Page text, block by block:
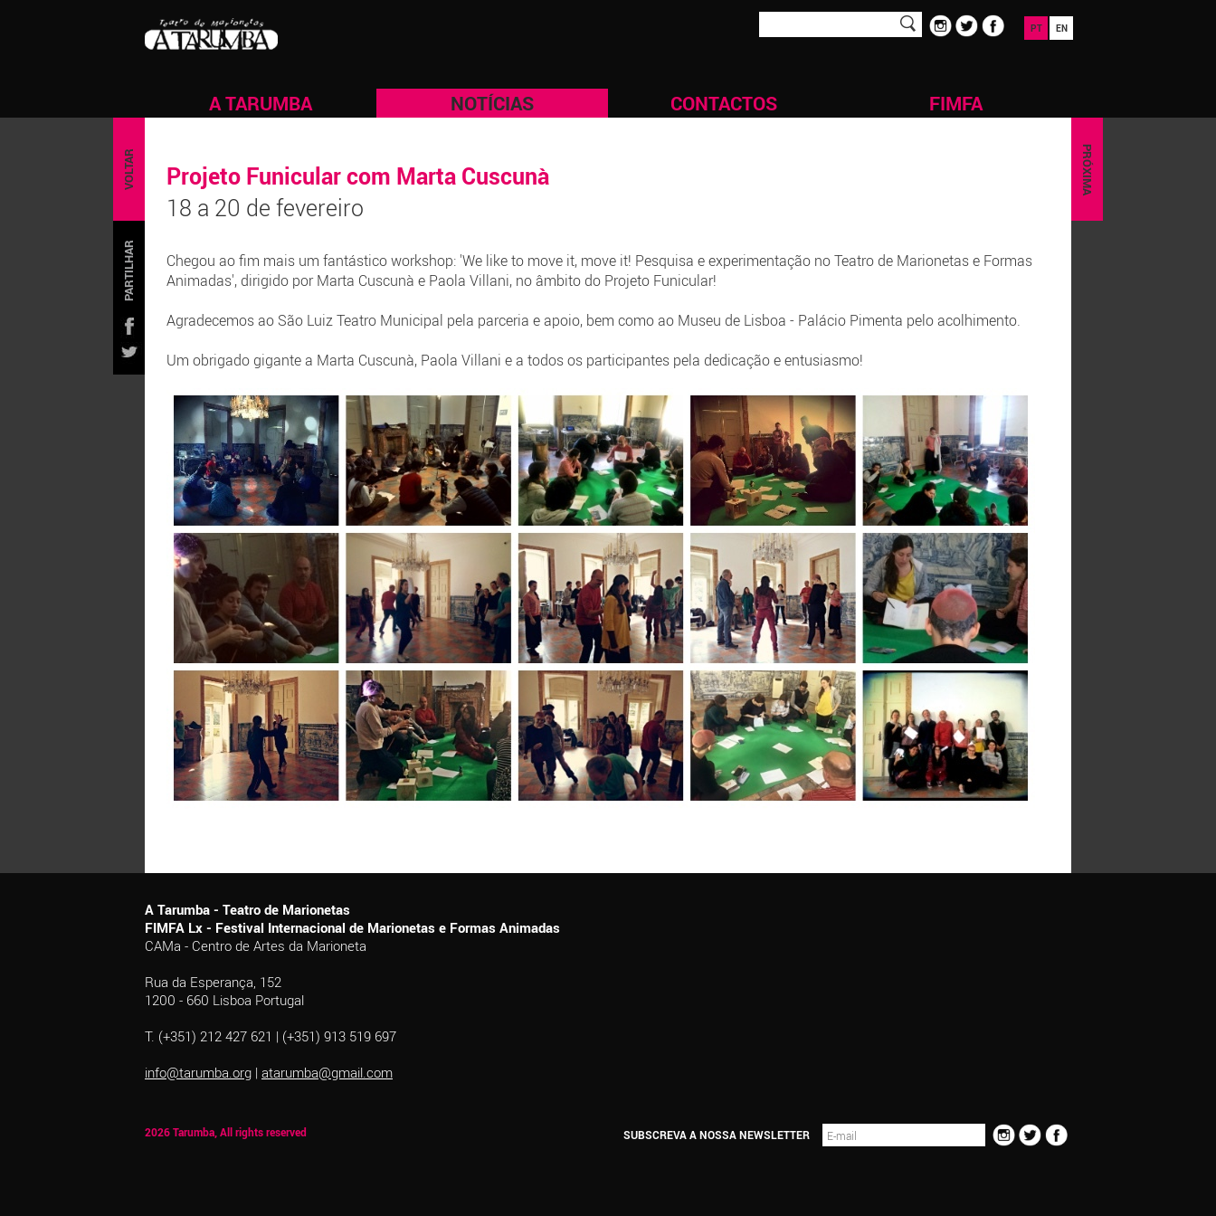
A TARUMBA NOTÍCIAS CONTACTOS FIMFA
PT EN
VOLTAR PRÓXIMA
PARTILHAR
Projeto Funicular com Marta Cuscunà
18 a 20 de fevereiro
Chegou ao fim mais um fantástico workshop: 'We like to move it, move it! Pesquisa e experimentação no Teatro de Marionetas e Formas
Animadas', dirigido por Marta Cuscunà e Paola Villani, no âmbito do Projeto Funicular!
Agradecemos ao São Luiz Teatro Municipal pela parceria e apoio, bem como ao Museu de Lisboa - Palácio Pimenta pelo acolhimento.
Um obrigado gigante a Marta Cuscunà, Paola Villani e a todos os participantes pela dedicação e entusiasmo!
A Tarumba - Teatro de Marionetas
FIMFA Lx - Festival Internacional de Marionetas e Formas Animadas
CAMa - Centro de Artes da Marioneta
Rua da Esperança, 152
1200 - 660 Lisboa Portugal
T. (+351) 212 427 621 | (+351) 913 519 697
info@tarumba.org | atarumba@gmail.com
2026 Tarumba, All rights reserved SUBSCREVA A NOSSA NEWSLETTER